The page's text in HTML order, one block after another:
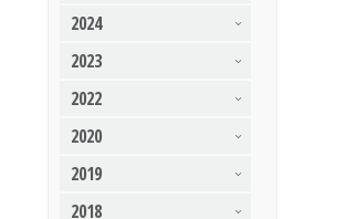
2024
2023
2022
2020
2019
2018